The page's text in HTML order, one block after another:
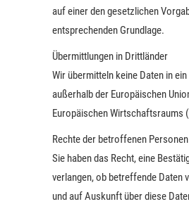
auf einer den gesetzlichen
entsprechenden Grundlage.
Übermittlungen in Drittländer
Wir übermitteln keine Daten in
außerhalb der Europäischen
Europäischen Wirtschaftsraums
Rechte der betroffenen Personen
Sie haben das Recht, eine
verlangen, ob betreffende Daten
und auf Auskunft über diese